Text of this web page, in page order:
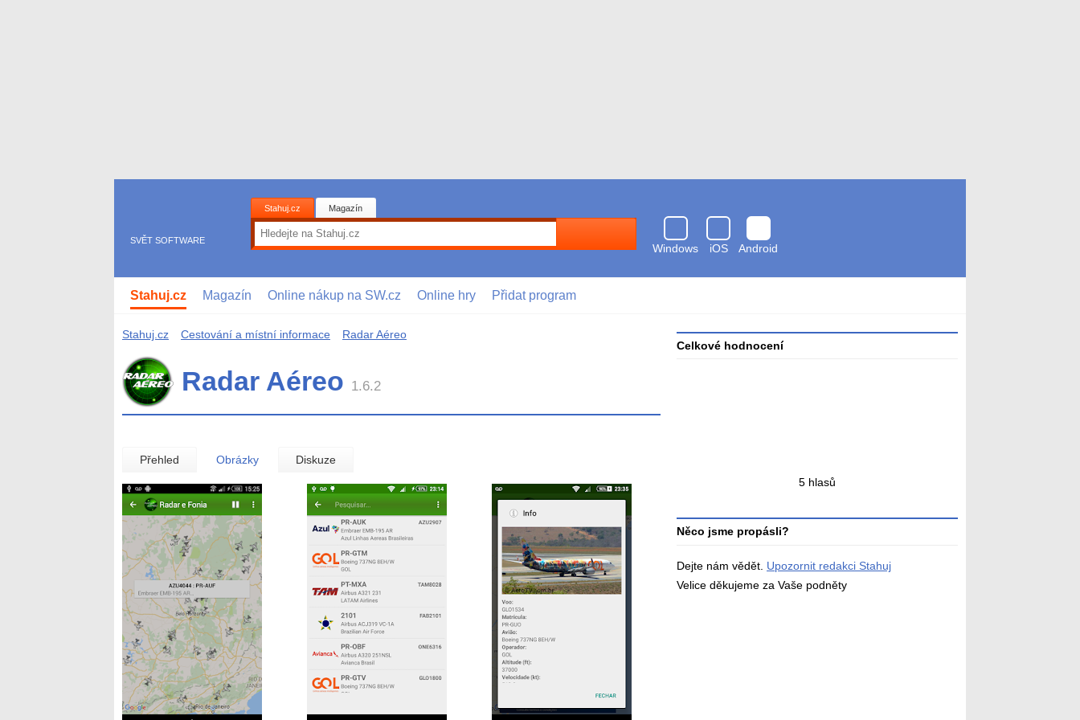
SVĚT SOFTWARE
Stahuj.cz Magazín
Windows
iOS
Android
antivirem
Stahuj.cz Magazín Online nákup na SW.cz Online hry Přidat program
Stahuj.cz Cestování a místní informace Radar Aéreo
Radar Aéreo 1.6.2
Přehled Obrázky Diskuze
Celkové hodnocení
5 hlasů
Něco jsme propásli?
Dejte nám vědět. Upozornit redakci Stahuj
Velice děkujeme za Vaše podněty